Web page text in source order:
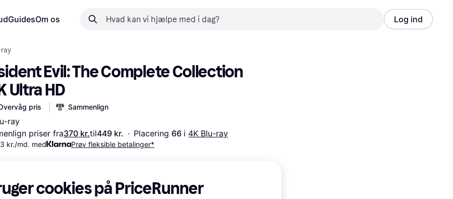
GuidesOm os Log ind
Evil: The Complete Collection
Ultra HD
pris Sammenlign
ray
priser fra370 kr.til449 kr. · Placering 66 i 4K Blu-ray
kr./md. med Prøv fleksible betalinger*
cookies på PriceRunner